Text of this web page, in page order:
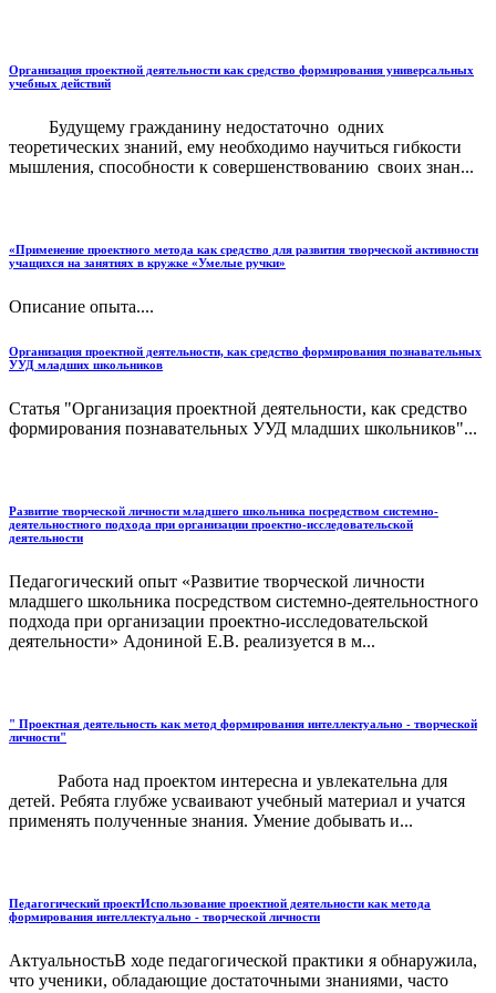
Организация проектной деятельности как средство формирования универсальных
учебных действий
Будущему гражданину недостаточно одних
теоретических знаний, ему необходимо научиться гибкости
мышления, способности к совершенствованию своих знан...
«Применение проектного метода как средство для развития творческой активности
учащихся на занятиях в кружке «Умелые ручки»
Описание опыта....
Организация проектной деятельности, как средство формирования познавательных
УУД младших школьников
Статья "Организация проектной деятельности, как средство
формирования познавательных УУД младших школьников"...
Развитие творческой личности младшего школьника посредством системно-
деятельностного подхода при организации проектно-исследовательской
деятельности
Педагогический опыт «Развитие творческой личности
младшего школьника посредством системно-деятельностного
подхода при организации проектно-исследовательской
деятельности» Адониной Е.В. реализуется в м...
" Проектная деятельность как метод формирования интеллектуально - творческой
личности"
Работа над проектом интересна и увлекательна для
детей. Ребята глубже усваивают учебный материал и учатся
применять полученные знания. Умение добывать и...
Педагогический проектИспользование проектной деятельности как метода
формирования интеллектуально - творческой личности
АктуальностьВ ходе педагогической практики я обнаружила,
что ученики, обладающие достаточными знаниями, часто